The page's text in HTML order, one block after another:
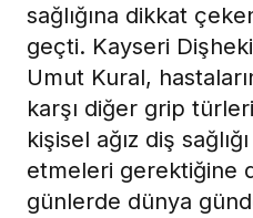
sağlığına dikkat
geçti. Kayseri
Umut Kural,
karşı diğer grip
kişisel ağız diş
etmeleri gerektiğine
günlerde dünya